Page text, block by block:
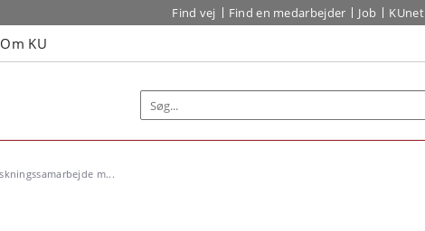
Find vej Find en medarbejder Job KUnet
Om KU
m...